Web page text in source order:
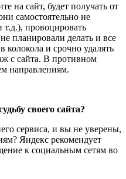
на сайт, будет получать от
самостоятельно не
т.д.), провоцировать
планировали делать и все
колокола и срочно удалять
с сайта. В противном
направлениям.
своего сайта?
сервиса, и вы не уверены,
Яндекс рекомендует
к социальным сетям во